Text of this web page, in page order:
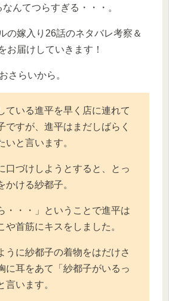
んてつらすぎる・・・。
の嫁入り26話のネタバレ考察＆
お届けしていきます！
さらいから。
ている進平を早く店に連れて
ですが、進平はまだしばらく
いと言います。
口づけしようとすると、とっ
かける紗都子。
・・・」ということで進平は
や首筋にキスをしました。
うに紗都子の着物をはだけさ
に耳をあて「紗都子がいるっ
言います。